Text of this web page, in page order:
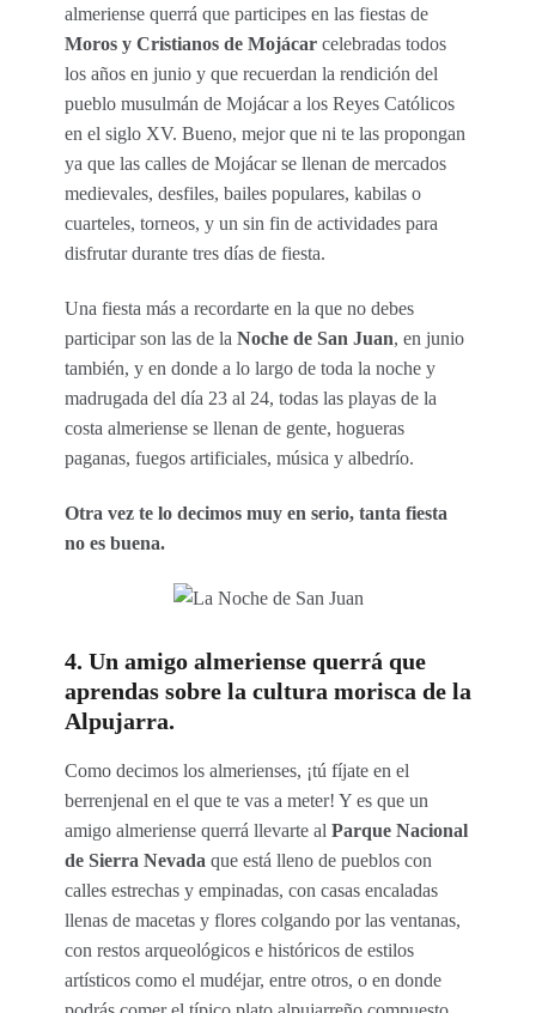
almeriense querrá que participes en las fiestas de
Moros y Cristianos de Mojácar celebradas todos
los años en junio y que recuerdan la rendición del
pueblo musulmán de Mojácar a los Reyes Católicos
en el siglo XV. Bueno, mejor que ni te las propongan
ya que las calles de Mojácar se llenan de mercados
medievales, desfiles, bailes populares, kabilas o
cuarteles, torneos, y un sin fin de actividades para
disfrutar durante tres días de fiesta.
Una fiesta más a recordarte en la que no debes
participar son las de la Noche de San Juan, en junio
también, y en donde a lo largo de toda la noche y
madrugada del día 23 al 24, todas las playas de la
costa almeriense se llenan de gente, hogueras
paganas, fuegos artificiales, música y albedrío.
Otra vez te lo decimos muy en serio, tanta fiesta
no es buena.
4. Un amigo almeriense querrá que
aprendas sobre la cultura morisca de la
Alpujarra.
Como decimos los almerienses, ¡tú fíjate en el
berrenjenal en el que te vas a meter! Y es que un
amigo almeriense querrá llevarte al Parque Nacional
de Sierra Nevada que está lleno de pueblos con
calles estrechas y empinadas, con casas encaladas
llenas de macetas y flores colgando por las ventanas,
con restos arqueológicos e históricos de estilos
artísticos como el mudéjar, entre otros, o en donde